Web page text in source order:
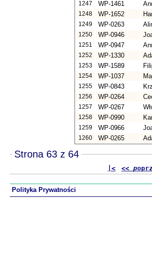
1247 WP-1461
1248 WP-1652
1249 WP-0263
1250 WP-0946
1251 WP-0947
1252 WP-1330
1253 WP-1589
1254 WP-1037
1255 WP-0843
1256 WP-0264
1257 WP-0267
1258 WP-0990
1259 WP-0966
1260 WP-0265
Strona 63 z 64
|< << p
Polityka Prywatności